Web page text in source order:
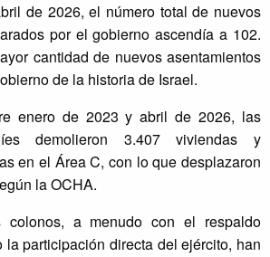
de 2026, el número total de nuevos
por el gobierno ascendía a 102.
cantidad de nuevos asentamientos
de la historia de Israel.
enero de 2023 y abril de 2026, las
demolieron 3.407 viviendas y
en el Área C, con lo que desplazaron
la OCHA.
colonos, a menudo con el respaldo
la participación directa del ejército, han